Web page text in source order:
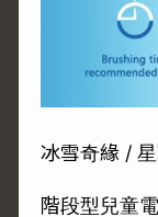
冰雪奇緣 /
階段型兒童